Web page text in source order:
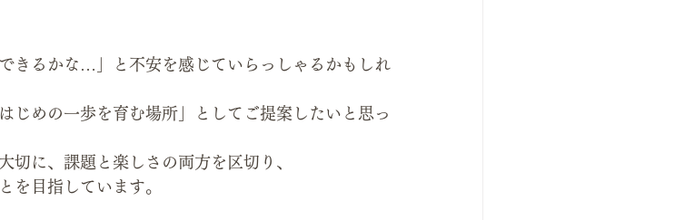
きるかな…」と不安を感じていらっしゃるかもしれ
じめの一歩を育む場所」としてご提案したいと思っ
切に、課題と楽しさの両方を区切り、
を目指しています。